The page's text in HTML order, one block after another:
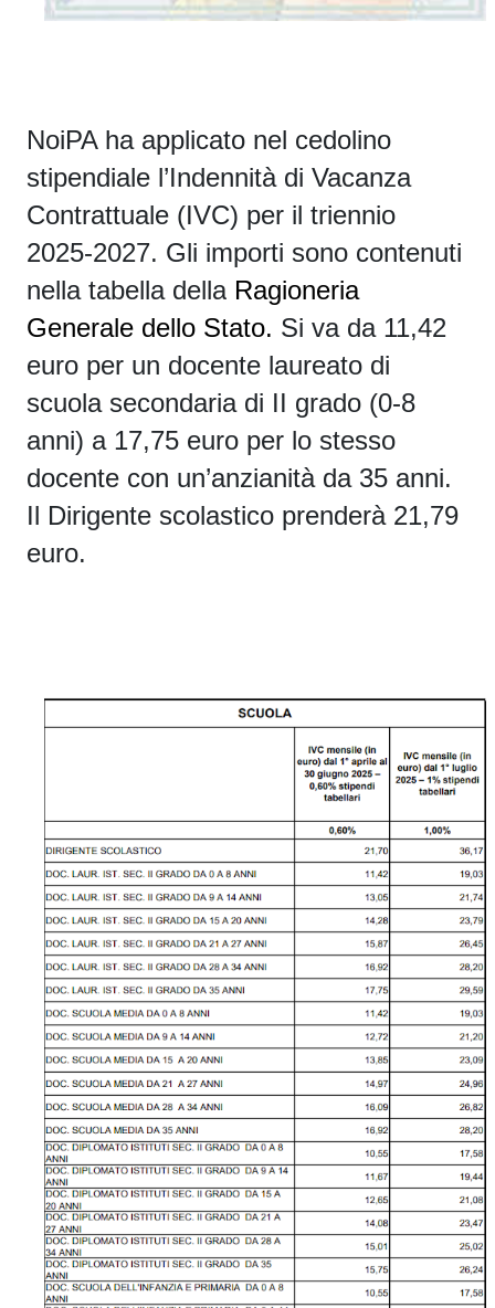
NoiPA ha applicato nel cedolino
stipendiale l’Indennità di Vacanza
Contrattuale (IVC) per il triennio
2025-2027. Gli importi sono contenuti
nella tabella della Ragioneria
Generale dello Stato. Si va da 11,42
euro per un docente laureato di
scuola secondaria di II grado (0-8
anni) a 17,75 euro per lo stesso
docente con un’anzianità da 35 anni.
Il Dirigente scolastico prenderà 21,79
euro.